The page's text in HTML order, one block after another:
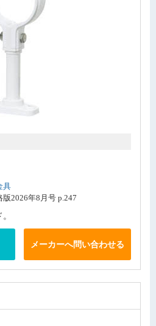
具
2026年8月号 p.247
メーカーへ問い合わせる